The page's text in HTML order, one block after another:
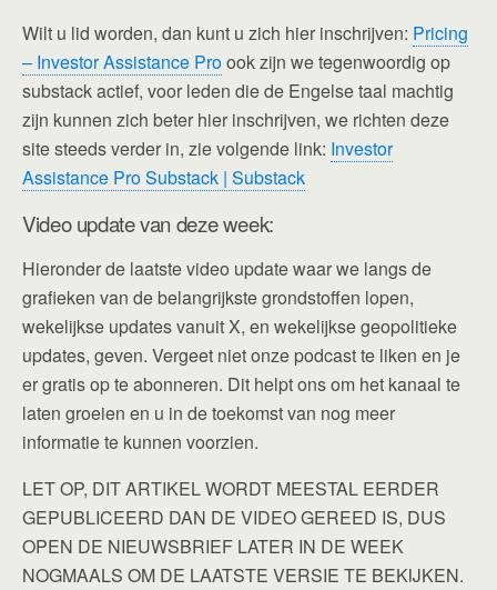
Wilt u lid worden, dan kunt u zich hier inschrijven: Pricing
– Investor Assistance Proook zijn we tegenwoordig op
substack actief, voor leden die de Engelse taal machtig
zijn kunnen zich beter hier inschrijven, we richten deze
site steeds verder in, zie volgende link: Investor
Assistance Pro Substack | Substack
Video update van deze week:
Hieronder de laatste video update waar we langs de
grafieken van de belangrijkste grondstoffen lopen,
wekelijkse updates vanuit X, en wekelijkse geopolitieke
updates, geven. Vergeet niet onze podcast te liken en je
er gratis op te abonneren. Dit helpt ons om het kanaal te
laten groeien en u in de toekomst van nog meer
informatie te kunnen voorzien.
LET OP, DIT ARTIKEL WORDT MEESTAL EERDER
GEPUBLICEERD DAN DE VIDEO GEREED IS, DUS
OPEN DE NIEUWSBRIEF LATER IN DE WEEK
NOGMAALS OM DE LAATSTE VERSIE TE BEKIJKEN.